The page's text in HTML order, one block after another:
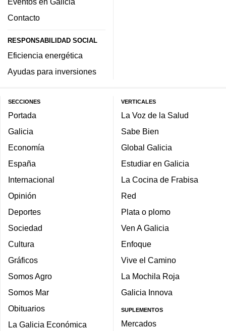
Contacto
RESPONSABILIDAD SOCIAL
Eficiencia energética
Ayudas para inversiones
SECCIONES
Portada
Galicia
Economía
España
Internacional
Opinión
Deportes
Sociedad
Cultura
Gráficos
Somos Agro
Somos Mar
Obituarios
La Galicia Económica
VERTICALES
La Voz de la Salud
Sabe Bien
Global Galicia
Estudiar en Galicia
La Cocina de Frabisa
Red
Plata o plomo
Ven A Galicia
Enfoque
Vive el Camino
La Mochila Roja
Galicia Innova
SUPLEMENTOS
Mercados